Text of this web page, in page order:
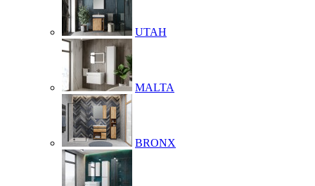
UTAH
MALTA
BRONX